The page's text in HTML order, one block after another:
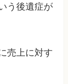
う後遺症が
売上に対す